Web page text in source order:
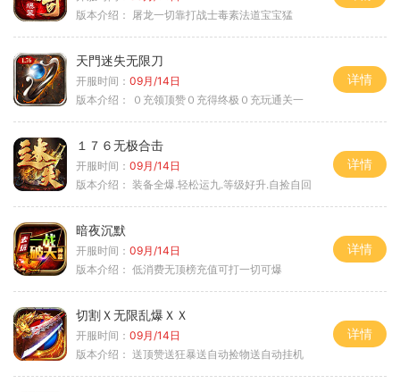
版本介绍： 屠龙一切靠打战士毒素法道宝宝猛
天門迷失无限刀
开服时间： 09月/14日
版本介绍：
０充领顶赞０充得终极０充玩通关一
详情
１７６无极合击
开服时间： 09月/14日
版本介绍： 装备全爆.轻松运九.等级好升.自捡自回
详情
暗夜沉默
开服时间： 09月/14日
版本介绍： 低消费无顶榜充值可打一切可爆
详情
切割Ｘ无限乱爆ＸＸ
开服时间： 09月/14日
版本介绍： 送顶赞送狂暴送自动捡物送自动挂机
详情